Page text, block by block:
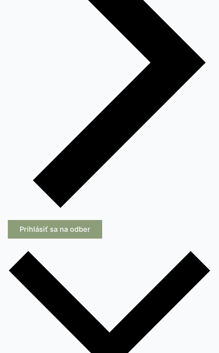
Prihlásiť sa na odber